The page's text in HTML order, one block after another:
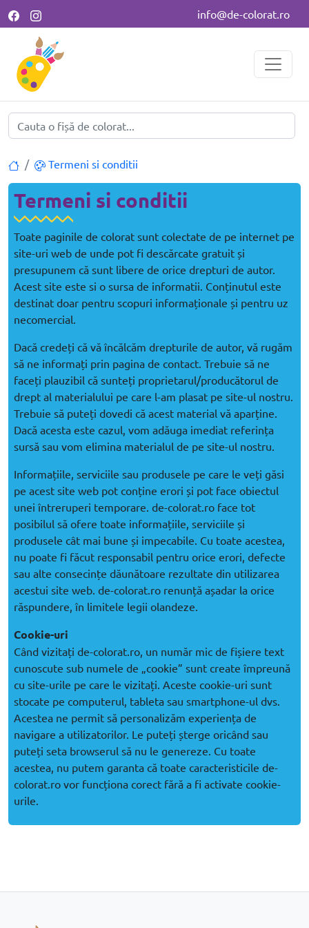
info@de-colorat.ro
Termeni si conditii
Termeni si conditii
Toate paginile de colorat sunt colectate de pe internet pe
site-uri web de unde pot fi descărcate gratuit și
presupunem că sunt libere de orice drepturi de autor.
Acest site este si o sursa de informatii. Conținutul este
destinat doar pentru scopuri informaționale și pentru uz
necomercial.
Dacă credeți că vă încălcăm drepturile de autor, vă rugăm
să ne informați prin pagina de contact. Trebuie să ne
faceți plauzibil că sunteți proprietarul/producătorul de
drept al materialului pe care l-am plasat pe site-ul nostru.
Trebuie să puteți dovedi că acest material vă aparține.
Dacă acesta este cazul, vom adăuga imediat referința
sursă sau vom elimina materialul de pe site-ul nostru.
Informațiile, serviciile sau produsele pe care le veți găsi
pe acest site web pot conține erori și pot face obiectul
unei întreruperi temporare. de-colorat.ro face tot
posibilul să ofere toate informațiile, serviciile și
produsele cât mai bune și impecabile. Cu toate acestea,
nu poate fi făcut responsabil pentru orice erori, defecte
sau alte consecințe dăunătoare rezultate din utilizarea
acestui site web. de-colorat.ro renunță așadar la orice
răspundere, în limitele legii olandeze.
Cookie-uri
Când vizitați de-colorat.ro, un număr mic de fișiere text
cunoscute sub numele de „cookie” sunt create împreună
cu site-urile pe care le vizitați. Aceste cookie-uri sunt
stocate pe computerul, tableta sau smartphone-ul dvs.
Acestea ne permit să personalizăm experiența de
navigare a utilizatorilor. Le puteți șterge oricând sau
puteți seta browserul să nu le genereze. Cu toate
acestea, nu putem garanta că toate caracteristicile de-
colorat.ro vor funcționa corect fără a fi activate cookie-
urile.